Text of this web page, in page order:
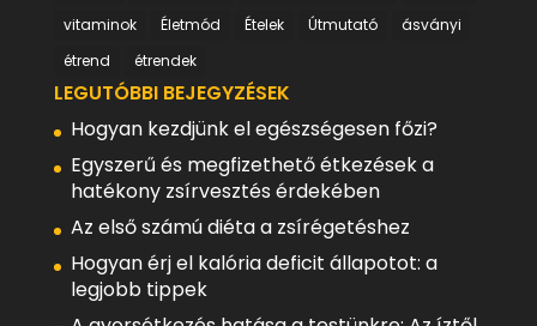
vitaminok
Életmód Ételek Útmutató
ásványi
étrend
étrendek
LEGUTÓBBI BEJEGYZÉSEK
Hogyan kezdjünk el egészségesen főzi?
Egyszerű és megfizethető étkezések a
hatékony zsírvesztés érdekében
Az első számú diéta a zsírégetéshez
Hogyan érj el kalória deficit állapotot: a
legjobb tippek